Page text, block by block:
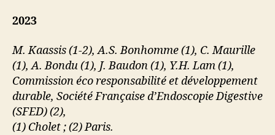
2023
M. Kaassis (1-2), A.S. Bonhomme (1), C. Maurille
(1), A. Bondu (1), J. Baudon (1), Y.H. Lam (1),
Commission éco responsabilité et développement
durable, Société Française d’Endoscopie Digestive
(SFED) (2),
(1) Cholet ; (2) Paris.